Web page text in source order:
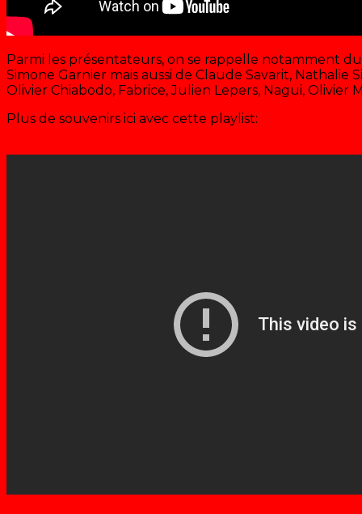
Parmi les présentateurs, on se rappelle notamment
Simone Garnier mais aussi de Claude Savarit, Nathalie
Olivier Chiabodo, Fabrice, Julien Lepers, Nagui, Olivier
Plus de souvenirs ici avec cette playlist: